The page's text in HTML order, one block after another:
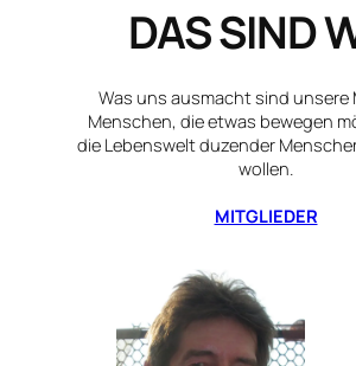
DAS SIND
Was uns ausmacht sind unsere
Menschen, die etwas bewegen
die Lebenswelt duzender
wollen.
MITGLIEDER